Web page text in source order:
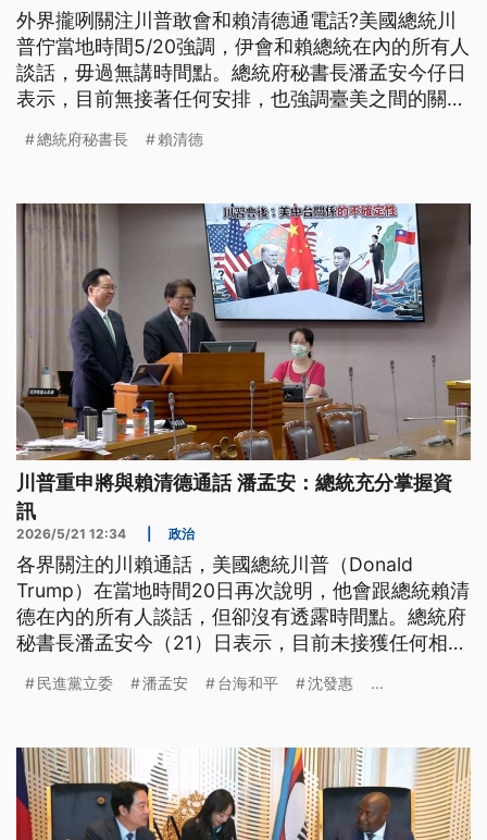
外界攏咧關注川普敢會和賴清德通電話?美國總統川
普佇當地時間5/20強調，伊會和賴總統在內的所有人
談話，毋過無講時間點。總統府秘書長潘孟安今仔日
表示，目前無接著任何安排，也強調臺美之間的關係
本底就有的政策，對軍購保持樂觀的態度。(新聞標
總統府秘書長 賴清德
川普重申將與賴清德通話 潘孟安：總統充分掌握資
訊
2026/5/21 12:34 政治
各界關注的川賴通話，美國總統川普（Donald
Trump）在當地時間20日再次說明，他會跟總統賴清
德在內的所有人談話，但卻沒有透露時間點。總統府
秘書長潘孟安今（21）日表示，目前未接獲任何相關
係暢通無阻。而國民黨立委雖樂見，但也擔憂軍購會
平是美國既定政策，對軍購保持審慎樂觀態度。
民進黨立委 潘孟安 台海和平 沈發惠 ...